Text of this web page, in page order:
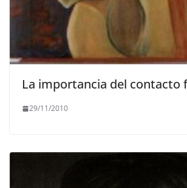
La importancia del contacto
29/11/2010